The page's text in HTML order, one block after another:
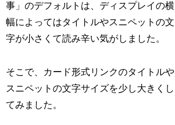
事」のデフォルトは、ディスプレイの横
幅によってはタイトルやスニペットの文
字が小さくて読み辛い気がしました。
そこで、カード形式リンクのタイトルや
スニペットの文字サイズを少し大きくし
てみました。